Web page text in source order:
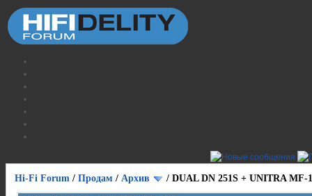
Hi-Fi Forum / Продам / Архив / DUAL DN 251S + UNITRA MF-